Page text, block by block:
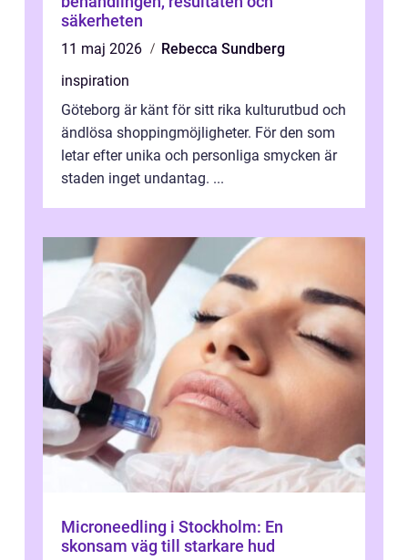
säkerheten
11 maj 2026
Rebecca Sundberg
inspiration
Göteborg är känt för sitt rika kulturutbud och
ändlösa shoppingmöjligheter. För den som
letar efter unika och personliga smycken är
staden inget undantag. ...
Microneedling i Stockholm: En
skonsam väg till starkare hud